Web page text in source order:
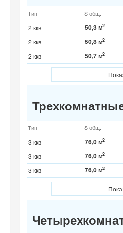
Тип S общ.
2 ккв 50,3 м2
2 ккв 50,8 м2
2 ккв 50,7 м2
Тип S общ.
3 ккв 76,0 м2
3 ккв 76,0 м2
3 ккв 76,0 м2